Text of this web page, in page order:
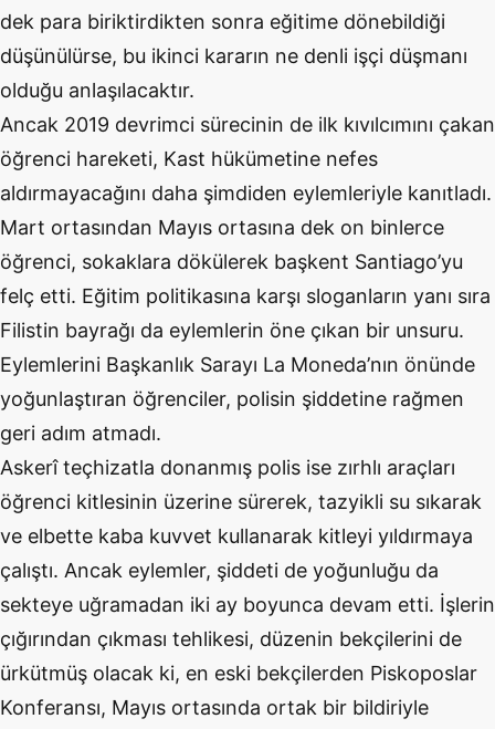
dek para biriktirdikten sonra eğitime dönebildiği
düşünülürse, bu ikinci kararın ne denli işçi düşmanı
olduğu anlaşılacaktır.
Ancak 2019 devrimci sürecinin de ilk kıvılcımını çakan
öğrenci hareketi, Kast hükümetine nefes
aldırmayacağını daha şimdiden eylemleriyle kanıtladı.
Mart ortasından Mayıs ortasına dek on binlerce
öğrenci, sokaklara dökülerek başkent Santiago’yu
felç etti. Eğitim politikasına karşı sloganların yanı sıra
Filistin bayrağı da eylemlerin öne çıkan bir unsuru.
Eylemlerini Başkanlık Sarayı La Moneda’nın önünde
yoğunlaştıran öğrenciler, polisin şiddetine rağmen
geri adım atmadı.
Askerî teçhizatla donanmış polis ise zırhlı araçları
öğrenci kitlesinin üzerine sürerek, tazyikli su sıkarak
ve elbette kaba kuvvet kullanarak kitleyi yıldırmaya
çalıştı. Ancak eylemler, şiddeti de yoğunluğu da
sekteye uğramadan iki ay boyunca devam etti. İşlerin
çığırından çıkması tehlikesi, düzenin bekçilerini de
ürkütmüş olacak ki, en eski bekçilerden Piskoposlar
Konferansı, Mayıs ortasında ortak bir bildiriyle